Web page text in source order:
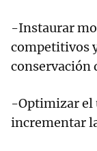
-Instaurar
competitivos
conservación
-Optimizar el
incrementar